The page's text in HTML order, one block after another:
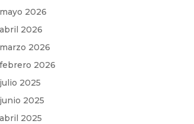
mayo 2026
abril 2026
marzo 2026
febrero 2026
julio 2025
junio 2025
abril 2025